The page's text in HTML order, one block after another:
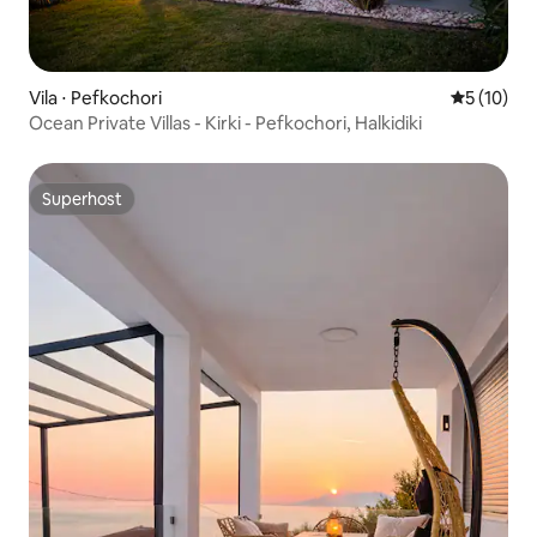
Vila ⋅ Pefkochori 5 de uma
5 (10)
Ocean Private Villas - Kirki - Pefkochori, Halkidiki
Superhost
Superhost